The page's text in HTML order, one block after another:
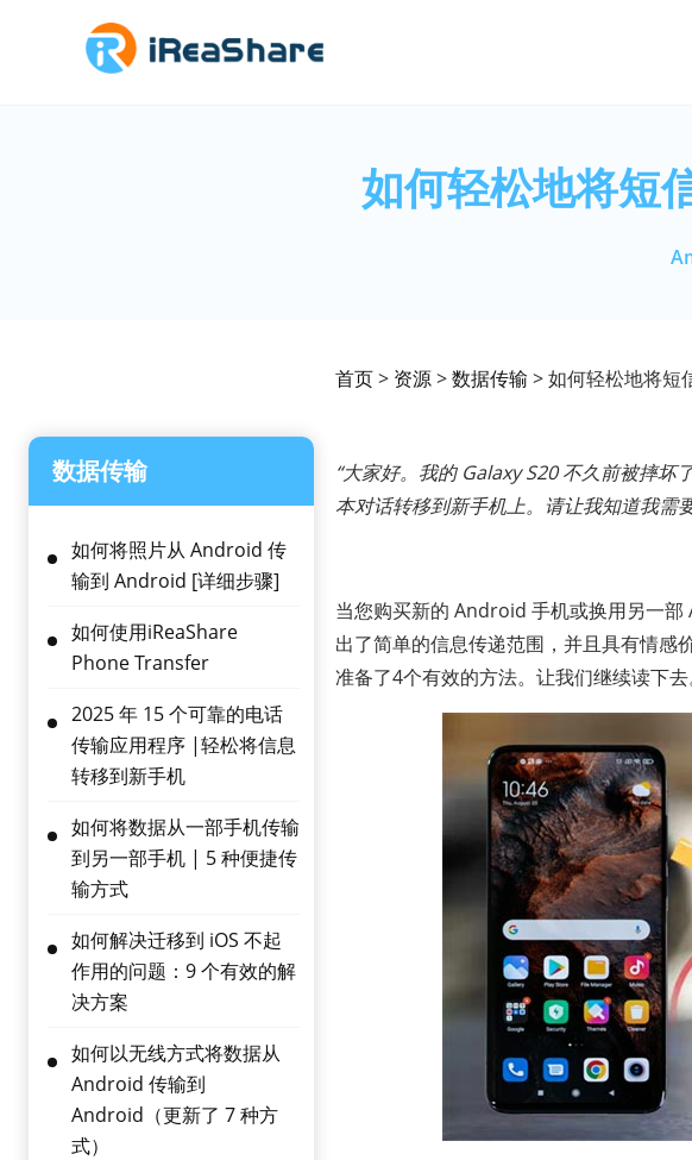
如何轻松地将短
首页> 资源>数据传输 > 如何轻松地将
数据传输
如何将照片从 Android 传
输到 Android [详细步骤]
如何使用iReaShare
Phone Transfer
2025 年 15 个可靠的电话
传输应用程序 |轻松将信息
转移到新手机
如何将数据从一部手机传输
到另一部手机 | 5 种便捷传
输方式
如何解决迁移到 iOS 不起
作用的问题：9 个有效的解
决方案
如何以无线方式将数据从
Android 传输到
Android（更新了 7 种方
式）
“大家好。我的 Galaxy S20 不久前被摔
本对话转移到新手机上。请让我知道我需
当您购买新的 Android 手机或换用另一
出了简单的信息传递范围，并且具有情
准备了4个有效的方法。让我们继续读下去